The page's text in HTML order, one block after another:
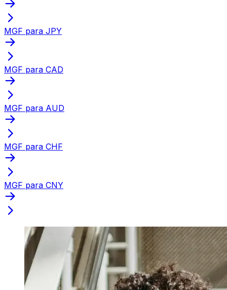
MGF para JPY
MGF para CAD
MGF para AUD
MGF para CHF
MGF para CNY